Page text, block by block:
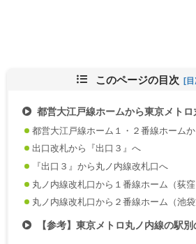
このページの目次
都営大江戸線ホームから東京メト
都営大江戸線ホーム１・２番線ホーム
出口改札から『出口３』へ
『出口３』から丸ノ内線改札口へ
丸ノ内線改札口から１番線ホーム（荻
丸ノ内線改札口から２番線ホーム（池
【参考】東京メトロ丸ノ内線の駅